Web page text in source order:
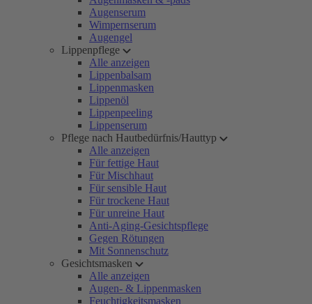
Augenserum
Wimpernserum
Augengel
Lippenpflege
Alle anzeigen
Lippenbalsam
Lippenmasken
Lippenöl
Lippenpeeling
Lippenserum
Pflege nach Hautbedürfnis/Hauttyp
Alle anzeigen
Für fettige Haut
Für Mischhaut
Für sensible Haut
Für trockene Haut
Für unreine Haut
Anti-Aging-Gesichtspflege
Gegen Rötungen
Mit Sonnenschutz
Gesichtsmasken
Alle anzeigen
Augen- & Lippenmasken
Feuchtigkeitsmasken